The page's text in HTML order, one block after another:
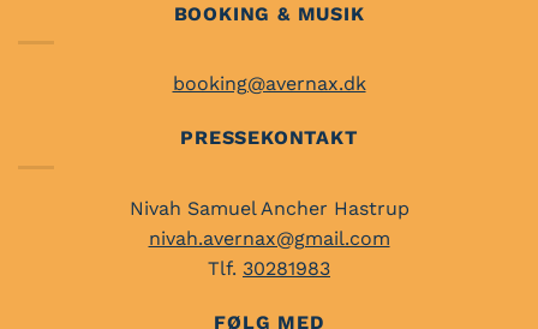
BOOKING & MUSIK
booking@avernax.dk
PRESSEKONTAKT
Nivah Samuel Ancher Hastrup
nivah.avernax@gmail.com
Tlf. 30281983
FØLG MED